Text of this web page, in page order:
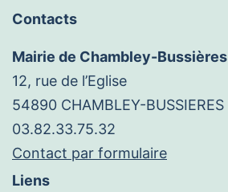
Contacts
Mairie de Chambley-Bussières
12, rue de l’Eglise
54890 CHAMBLEY-BUSSIERES
03.82.33.75.32
Contact par formulaire
Liens